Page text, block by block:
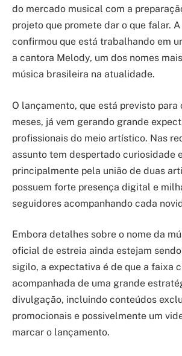
do mercado musical com a
projeto que promete dar o que falar.
confirmou que está trabalhando em
a cantora Melody, um dos nomes
música brasileira na atualidade.
O lançamento, que está previsto para
meses, já vem gerando grande
profissionais do meio artístico. Nas
assunto tem despertado curiosidade
principalmente pela união de duas
possuem forte presença digital e
seguidores acompanhando cada
Embora detalhes sobre o nome da
oficial de estreia ainda estejam
sigilo, a expectativa é de que a faixa
acompanhada de uma grande
divulgação, incluindo conteúdos
promocionais e possivelmente um
marcar o lançamento.